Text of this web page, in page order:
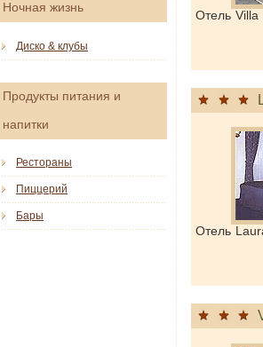
Отель
Отель
Ночная жизнь
Диско & клубы
Продукты питания и
напитки
Рестораны
Пиццерий
Бары